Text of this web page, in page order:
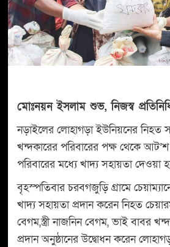
মোঃনয়ন ইসলাম শুভ, নিজস্ব
নড়াইলের লোহাগড়া ইউনিয়নের নিহত
খন্দকারের পরিবারের পক্ষ থেকে
পরিবারের মধ্যে খাদ্য সহায়তা দেওয়া
বৃহস্পতিবার চরবগজুড়ি গ্রামে
খাদ্য সহায়তা প্রদান করেন নিহত
বেগম,স্ত্রী নাজনিন বেগম, ভাই বাবর
প্রদান অনুষ্ঠানের উদ্বোধন করেন